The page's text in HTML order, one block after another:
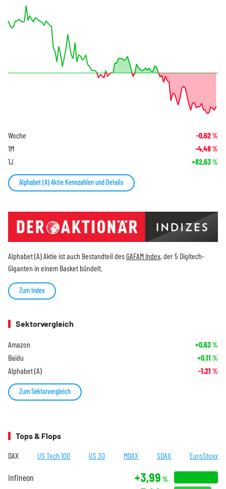
Woche -0,62%
1M -4,48%
1J +82,63%
Alphabet (A) Aktie Kennzahlen und Details
Alphabet (A) Aktie ist auch Bestandteil desGAFAM Index, der 5 Digitech-
Giganten in einem Basket bündelt.
Zum Index
Sektorvergleich
Amazon +0,63%
Baidu +0,11 %
Alphabet (A) -1,21 %
Zum Sektorvergleich
Tops & Flops
DAX US Tech 100 US 30 MDAX SDAX EuroStoxx
Infineon +3,99 %